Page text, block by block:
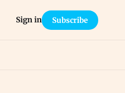
Sign in Subscribe